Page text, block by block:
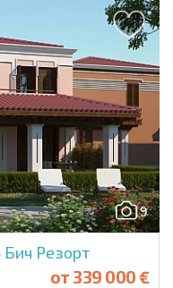
9
Резорт
от 339 000 €